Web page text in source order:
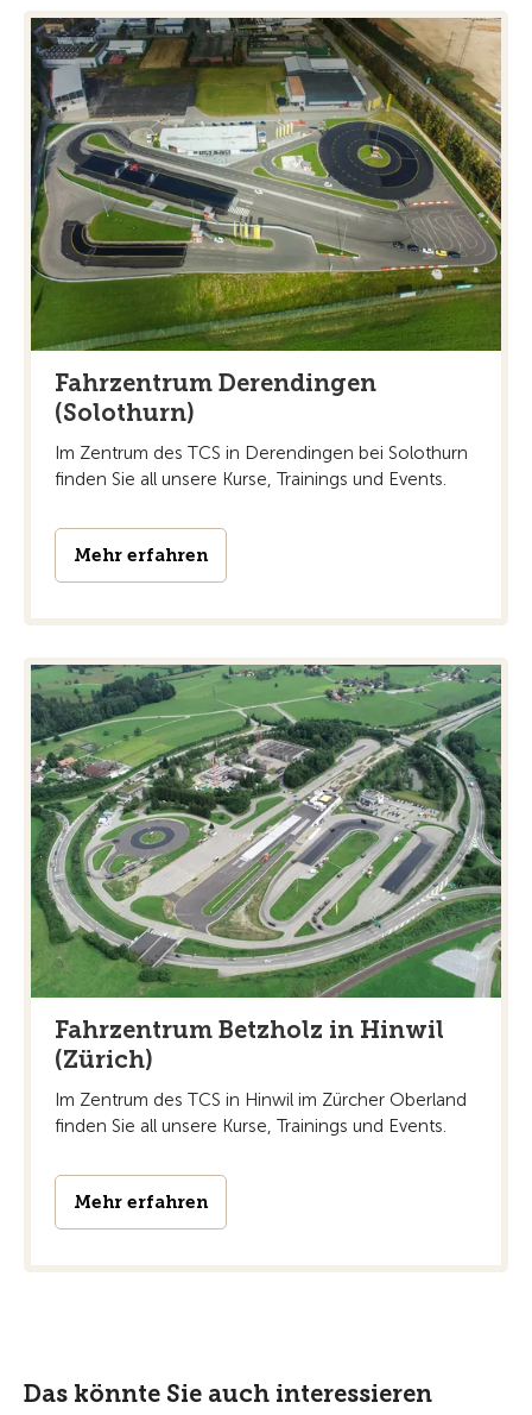
Fahrzentrum Derendingen
(Solothurn)
Im Zentrum des TCS in Derendingen bei Solothurn
finden Sie all unsere Kurse, Trainings und Events.
Mehr erfahren
Fahrzentrum Betzholz in Hinwil
(Zürich)
Im Zentrum des TCS in Hinwil im Zürcher Oberland
finden Sie all unsere Kurse, Trainings und Events.
Mehr erfahren
Das könnte Sie auch interessieren